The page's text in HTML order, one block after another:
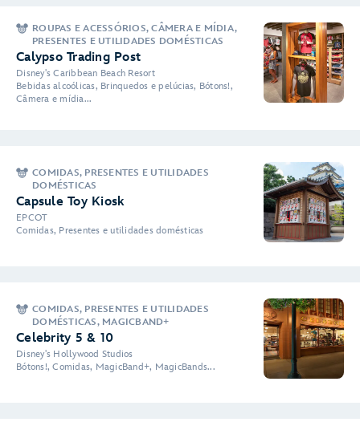
ROUPAS E ACESSÓRIOS, CÂMERA E MÍDIA,
PRESENTES E UTILIDADES DOMÉSTICAS
Calypso Trading Post
Disney's Caribbean Beach Resort
Bebidas alcoólicas, Brinquedos e pelúcias, Bótons!,
Câmera e mídia...
COMIDAS, PRESENTES E UTILIDADES
DOMÉSTICAS
Capsule Toy Kiosk
EPCOT
Comidas, Presentes e utilidades domésticas
COMIDAS, PRESENTES E UTILIDADES
DOMÉSTICAS, MAGICBAND+
Celebrity 5 & 10
Disney's Hollywood Studios
Bótons!, Comidas, MagicBand+, MagicBands...